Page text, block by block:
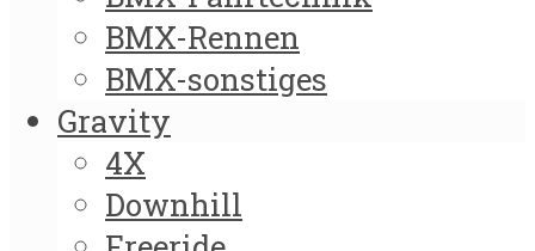
BMX-Rennen
BMX-sonstiges
Gravity
4X
Downhill